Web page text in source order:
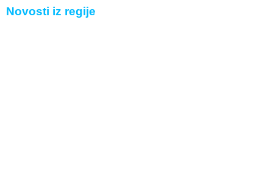
Novosti iz regije